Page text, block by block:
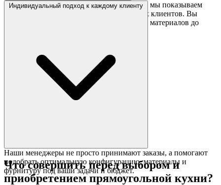
В отличие от многих интернет-магазинов, мы показываем
реальные фото кухонь в интерьерах наших клиентов. Вы
видите точный цвет, текстуру и сочетание материалов до
Индивидуальный подход к каждому клиенту
Наши менеджеры не просто принимают заказы, а помогают
подобрать оптимальную конфигурацию, материалы и
фурнитуру под ваши задачи и бюджет.
Что совершить перед выбором и
приобретением прямоугольной кухни?